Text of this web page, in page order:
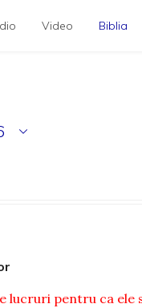
Video Biblia
lucruri pentru ca ele